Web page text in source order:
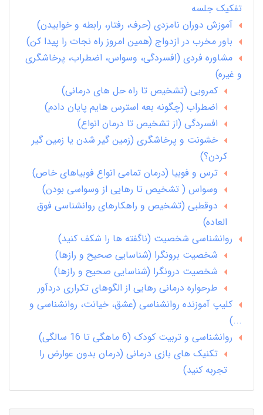
تفکیک جلسه
آموزش دوران نامزدی (حرف، رفتار، رابطه و خوابیدن)
باور مخرب در ازدواج (همین امروز راه نجات را پیدا کن)
مشاوره فردی (افسردگی، وسواس، اضطراب، پرخاشگری
و غیره)
کمرویی (تشخیص تا راه حل های درمانی)
اضطراب (چگونه بعه استرس هایم پایان دادم)
افسردگی (از تشخیص تا درمان انواع)
خشونت و پرخاشگری (زمین گیر شدن یا زمین گیر
کردن؟)
ترس و فوبیا (درمان تمامی انواع فوبیاهای خاص)
وسواس ( تشخیص تا رهایی از وسواسی بودن)
دوقطبی (تشخیص و راهکارهای روانشناسی فوق
العاده)
روانشناسی شخصیت (ناگفته ها را شکف کنید)
شخصیت برونگرا (شناسایی صحیح و رازها)
شخصیت درونگرا (شناسایی صحیح و رازها)
طرحواره درمانی رهایی از الگوهای تکراری دردآور
کلیپ آموزنده روانشناسی (عشق، خیانت، روانشناسی و
...)
روانشناسی و تربیت کودک (6 ماهگی تا 16 سالگی)
تکنیک های بازی درمانی (درمان بدون عوارض را
تجربه کنید)